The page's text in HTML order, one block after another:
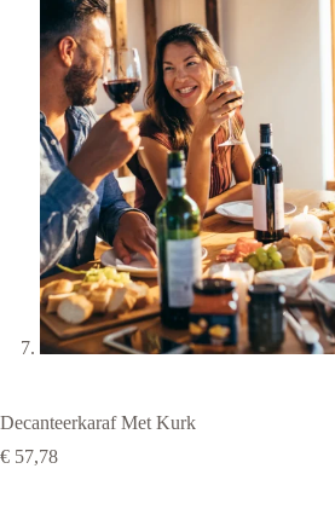
Decanteerkaraf Met Kurk
€ 57,78